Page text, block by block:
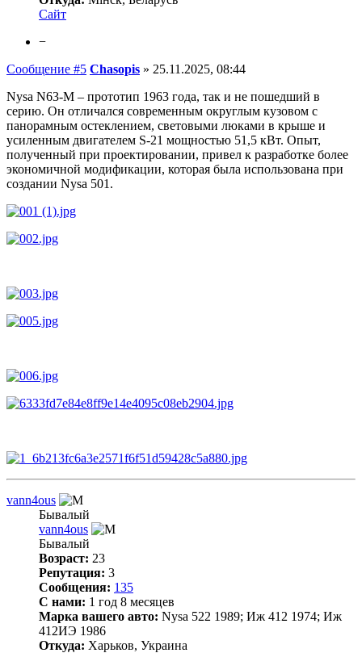
Сайт
−
Сообщение #5 Chasopis » 25.11.2025, 08:44
Nysa N63-M – прототип 1963 года, так и не пошедший в
серию. Он отличался современным округлым кузовом с
панорамным остеклением, световыми люками в крыше и
усиленным двигателем S-21 мощностью 51,5 кВт. Опыт,
полученный при проектировании, привел к разработке более
экономичной модификации, которая была использована при
создании Nysa 501.
vann4ous
Бывалый
vann4ous
Бывалый
Возраст: 23
Репутация: 3
Сообщения: 135
С нами: 1 год 8 месяцев
Марка вашего авто: Nysa 522 1989; Иж 412 1974; Иж
412ИЭ 1986
Откуда: Харьков, Украина